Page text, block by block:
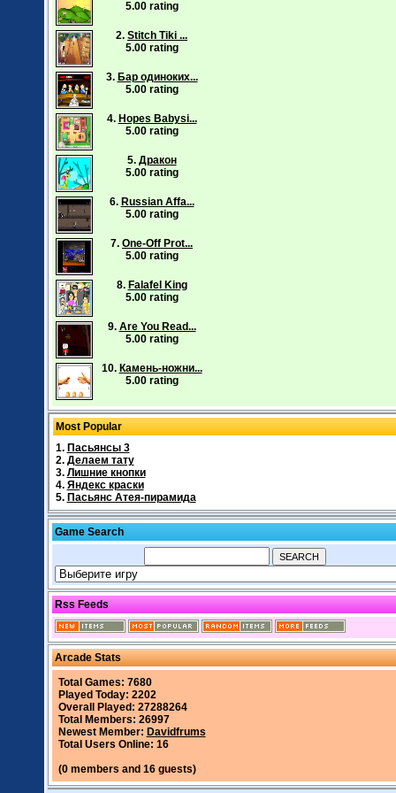
5.00 rating
2. Stitch Tiki ...
5.00 rating
3. Бар одиноких...
5.00 rating
4. Hopes Babysi...
5.00 rating
5. Дракон
5.00 rating
6. Russian Affa...
5.00 rating
7. One-Off Prot...
5.00 rating
8. Falafel King
5.00 rating
9. Are You Read...
5.00 rating
10. Камень-ножни...
5.00 rating
Most Popular
1. Пасьянсы 3
2. Делаем тату
3. Лишние кнопки
4. Яндекс краски
5. Пасьянс Атея-пирамида
Game Search
Rss Feeds
Arcade Stats
Total Games: 7680
Played Today: 2202
Overall Played: 27288264
Total Members: 26997
Newest Member: Davidfrums
Total Users Online: 16
(0 members and 16 guests)